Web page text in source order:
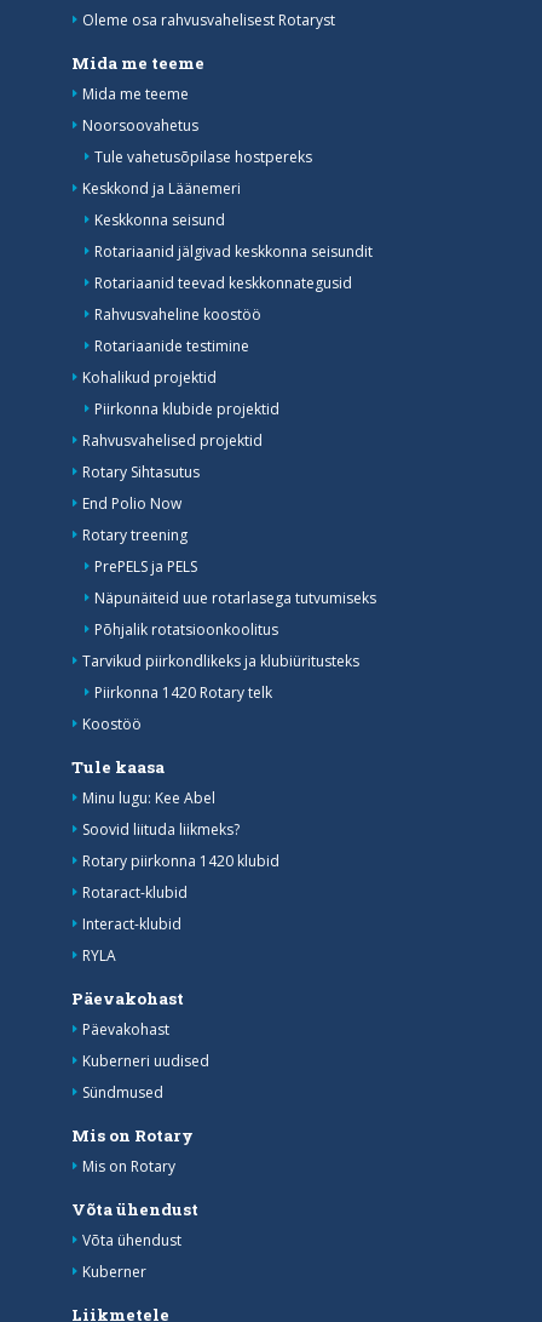
Oleme osa rahvusvahelisest Rotaryst
Mida me teeme
Mida me teeme
Noorsoovahetus
Tule vahetusõpilase hostpereks
Keskkond ja Läänemeri
Keskkonna seisund
Rotariaanid jälgivad keskkonna seisundit
Rotariaanid teevad keskkonnategusid
Rahvusvaheline koostöö
Rotariaanide testimine
Kohalikud projektid
Piirkonna klubide projektid
Rahvusvahelised projektid
Rotary Sihtasutus
End Polio Now
Rotary treening
PrePELS ja PELS
Näpunäiteid uue rotarlasega tutvumiseks
Põhjalik rotatsioonkoolitus
Tarvikud piirkondlikeks ja klubiüritusteks
Piirkonna 1420 Rotary telk
Koostöö
Tule kaasa
Minu lugu: Kee Abel
Soovid liituda liikmeks?
Rotary piirkonna 1420 klubid
Rotaract-klubid
Interact-klubid
RYLA
Päevakohast
Päevakohast
Kuberneri uudised
Sündmused
Mis on Rotary
Mis on Rotary
Võta ühendust
Võta ühendust
Kuberner
Liikmetele